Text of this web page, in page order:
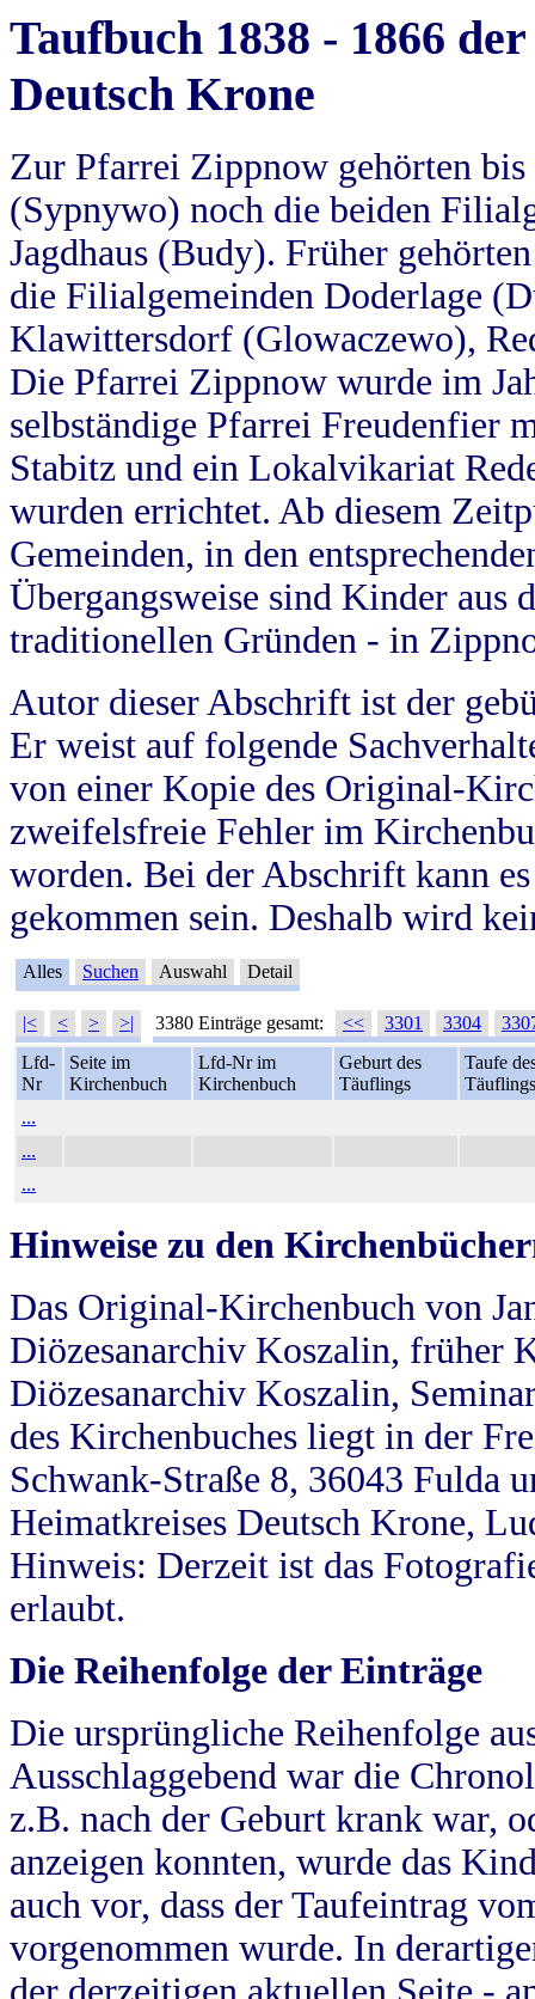
Taufbuch 1838 - 1866
Deutsch Krone
Zur Pfarrei Zippnow gehörten
(Sypnywo) noch die beiden
Jagdhaus (Budy). Früher
die Filialgemeinden Doderlage
Klawittersdorf (Glowaczewo),
Die Pfarrei Zippnow wurde im
selbständige Pfarrei Freudenfier
Stabitz und ein Lokalvikariat
wurden errichtet. Ab diesem
Gemeinden, in den
Übergangsweise sind Kinder aus
traditionellen Gründen - in
Autor dieser Abschrift ist der
Er weist auf folgende
von einer Kopie des Original-
zweifelsfreie Fehler im
worden. Bei der Abschrift kann
gekommen sein. Deshalb wird
Alles Suchen Auswahl Detail
|< < > >| 3380 Einträge gesamt: << 3301 3304
Lfd-
Nr
Seite im
Kirchenbuch
Lfd-Nr im
Kirchenbuch
Geburt des
Täuflings
Taufe
Täuflings
...
...
...
Hinweise zu den
Das Original-Kirchenbuch von
Diözesanarchiv Koszalin, früher
Diözesanarchiv Koszalin,
des Kirchenbuches liegt in der
Schwank-Straße 8, 36043 Fulda
Heimatkreises Deutsch Krone,
Hinweis: Derzeit ist das
erlaubt.
Die Reihenfolge der Einträge
Die ursprüngliche Reihenfolge
Ausschlaggebend war die
z.B. nach der Geburt krank war,
anzeigen konnten, wurde das
auch vor, dass der Taufeintrag
vorgenommen wurde. In